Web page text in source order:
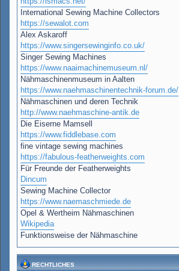
International Sewing Machine Collectors
https://sewalot.com
Alex Askaroff
https://www.singersewinginfo.co.uk/
Singer Sewing Machines
https://www.naaimachinemuseum.nl/
Nähmaschinenmuseum in Aalten
https://www.naehmaschinentechnik-forum.de/
Nähmaschinen und deren Technik
http://www.naehmaschine-antik.de
Die Eiserne Mamsell
https://www.fiddlebase.com
fine vintage sewing machines
https://fabulous-featherweights.com
Für Freunde der Featherweights
Dincum
Sewing Machine Collector
https://www.naemaschmiede.de
Opel & Wertheim Nähmaschinen
Wikipedia
Funktionsweise der Nähmaschine
RECHTLICHES